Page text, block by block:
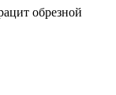
обрезной